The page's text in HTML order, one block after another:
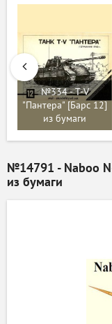
№334 - T-V
"Пантера" [Барс 12]
из бумаги
№14791 - Naboo
из бумаги